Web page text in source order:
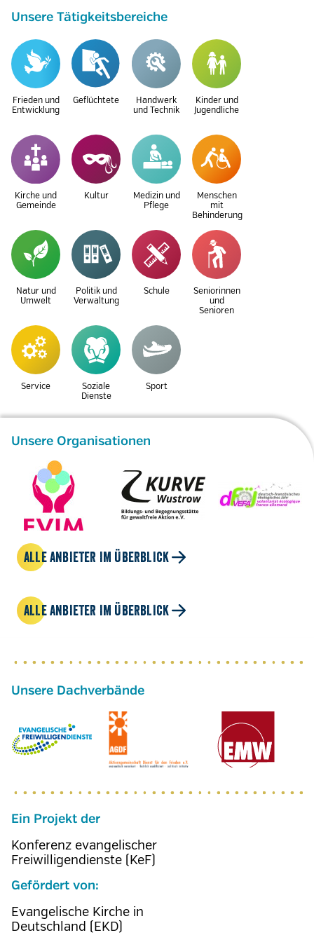
Unsere Tätigkeitsbereiche
Frieden und
Entwicklung
Geflüchtete
Handwerk
und Technik
Kinder und
Jugendliche
Kirche und
Gemeinde
Kultur
Medizin und
Pflege
Menschen
mit
Behinderung
Natur und
Umwelt
Politik und
Verwaltung
Schule
Seniorinnen
und
Senioren
Service
Soziale
Dienste
Sport
Unsere Organisationen
ALLE ANBIETER IM ÜBERBLICK
ALLE ANBIETER IM ÜBERBLICK
Ein Projekt der
Konferenz evangelischer
Freiwilligendienste (KeF)
Gefördert von:
Evangelische Kirche in
Deutschland (EKD)